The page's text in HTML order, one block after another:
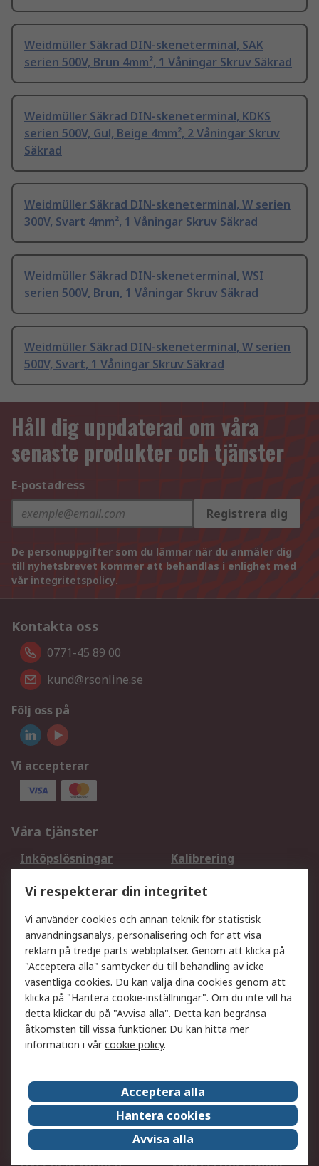
Weidmüller Säkrad DIN-skeneterminal, SAK
serien 500V, Brun 4mm², 1 Våningar Skruv Säkrad
Weidmüller Säkrad DIN-skeneterminal, KDKS
serien 500V, Gul, Beige 4mm², 2 Våningar Skruv
Säkrad
Weidmüller Säkrad DIN-skeneterminal, W serien
300V, Svart 4mm², 1 Våningar Skruv Säkrad
Weidmüller Säkrad DIN-skeneterminal, WSI
serien 500V, Brun, 1 Våningar Skruv Säkrad
Weidmüller Säkrad DIN-skeneterminal, W serien
500V, Svart, 1 Våningar Skruv Säkrad
Håll dig uppdaterad om våra
senaste produkter och tjänster
E-postadress
Registrera dig
De personuppgifter som du lämnar när du anmäler dig
till nyhetsbrevet kommer att behandlas i enlighet med
vår integritetspolicy.
Kontakta oss
0771-45 89 00
kund@rsonline.se
Följ oss på
Vi accepterar
Våra tjänster
Inköpslösningar
Kalibrering
DesignSpark
Teknisk Support
Ditt lokala säljteam
Exportlösningar
Support
Få hjälp
Retur av varor
Leverans
Spåra din order
Begär en fakturakopi
Fördelar med RS-konto
Betalningsalternativ
Om RS
Försäljningsvillkor
Det juridiska
Press Centre
Jobba hos RS
ESG
Vi respekterar din integritet
Vi använder cookies och annan teknik för statistisk
användningsanalys, personalisering och för att visa
reklam på tredje parts webbplatser. Genom att klicka på
"Acceptera alla" samtycker du till behandling av icke
väsentliga cookies. Du kan välja dina cookies genom att
klicka på "Hantera cookie-inställningar". Om du inte vill ha
detta klickar du på "Avvisa alla". Detta kan begränsa
åtkomsten till vissa funktioner. Du kan hitta mer
information i vårcookie policy.
Acceptera alla
Hantera cookies
Avvisa alla